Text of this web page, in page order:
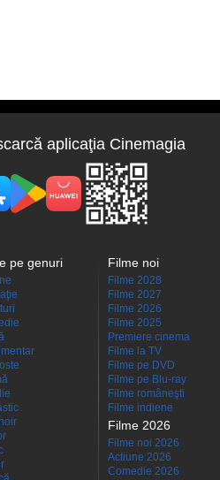
aplicaţia Cinemagia
pe genuri Filme noi
Filme 2028
Filme 2027
Filme 2026
Filme 2025
Premiere cinema
Filme la TV
Filme pe DVD
Filme pe Blu-ray
Filme româneşti
Filme indiene
Filme 2026
Filme noi 2026
Actiune 2026
Comedie 2026